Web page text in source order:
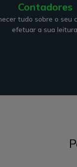
Contadores
tudo sobre o seu
efetuar a sua